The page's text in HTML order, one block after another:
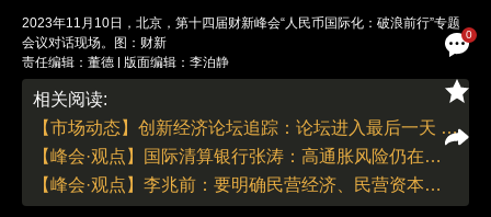
0
2023年11月10日，北京，第十四届财新峰会“人民币国际化：破浪前行”专题
会议对话现场。图：财新
责任编辑：董德 | 版面编辑：李泊静
相关阅读:
【市场动态】创新经济论坛追踪：论坛进入最后一天 COP28气候峰会成为主要议题
【峰会·观点】国际清算银行张涛：高通胀风险仍在持续 需采取政策重塑金融稳定性
【峰会·观点】李兆前：要明确民营经济、民营资本、民营企业家存在的必要性、必然性和长期性